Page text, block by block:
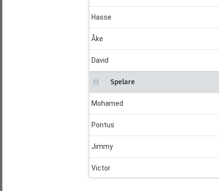
Hasse
Åke
David
Spelare
Mohamed
Pontus
Jimmy
Victor